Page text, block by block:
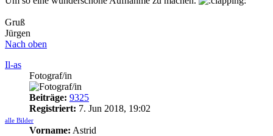
Gruß
Jürgen
Nach oben
Il-as
Fotograf/in
Beiträge: 9325
Registriert: 7. Jun 2018, 19:02
alle Bilder
Vorname: Astrid